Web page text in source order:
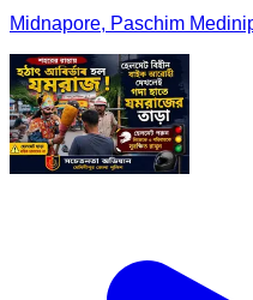
Midnapore, Paschim